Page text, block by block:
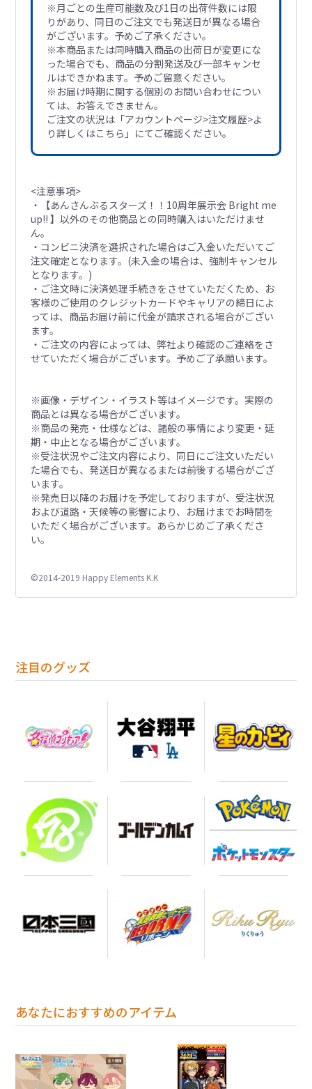
※月ごとの生産可能数及び1日の出荷件数には限
りがあり、同日のご注文でも発送日が異なる場合
がございます。予めご了承ください。
※本商品または同時購入商品の出荷日が変更にな
った場合でも、商品の分割発送及び一部キャンセ
ルはできかねます。予めご留意ください。
※お届け時期に関する個別のお問い合わせについ
ては、お答えできません。
ご注文の状況は「アカウントページ>注文履歴>よ
り詳しくはこちら」にてご確認ください。
<注意事項>
・【あんさんぶるスターズ！！10周年展示会 Bright me
up!! 】以外のその他商品との同時購入はいただけませ
ん。
・コンビニ決済を選択された場合はご入金いただいてご
注文確定となります。(未入金の場合は、強制キャンセル
となります。)
・ご注文時に決済処理手続きをさせていただくため、お
客様のご使用のクレジットカードやキャリアの締日によ
っては、商品お届け前に代金が請求される場合がござい
ます。
・ご注文の内容によっては、弊社より確認のご連絡をさ
せていただく場合がございます。予めご了承願います。
※画像・デザイン・イラスト等はイメージです。実際の
商品とは異なる場合がございます。
※商品の発売・仕様などは、諸般の事情により変更・延
期・中止となる場合がございます。
※受注状況やご注文内容により、同日にご注文いただい
た場合でも、発送日が異なるまたは前後する場合がござ
います。
※発売日以降のお届けを予定しておりますが、受注状況
および道路・天候等の影響により、お届けまでお時間を
いただく場合がございます。あらかじめご了承くださ
い。
©2014-2019 Happy Elements K.K
注目のグッズ
あなたにおすすめのアイテム